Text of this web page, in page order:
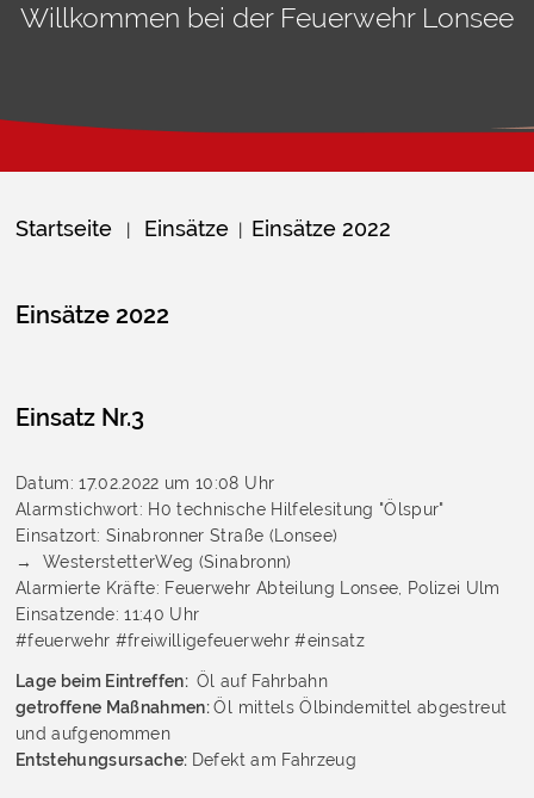
Willkommen bei der Feuerwehr Lonsee
Startseite | Einsätze | Einsätze 2022
Einsätze 2022
Einsatz Nr.3
Datum: 17.02.2022 um 10:08 Uhr
Alarmstichwort: H0 technische Hilfelesitung "Ölspur"
Einsatzort: Sinabronner Straße (Lonsee)
→
WesterstetterWeg (Sinabronn)
Alarmierte Kräfte: Feuerwehr Abteilung Lonsee, Polizei Ulm
Einsatzende: 11:40 Uhr
#feuerwehr #freiwilligefeuerwehr #einsatz
Lage beim Eintreffen: Öl auf Fahrbahn
getroffene Maßnahmen:Öl mittels Ölbindemittel abgestreut
und aufgenommen
Entstehungsursache: Defekt am Fahrzeug